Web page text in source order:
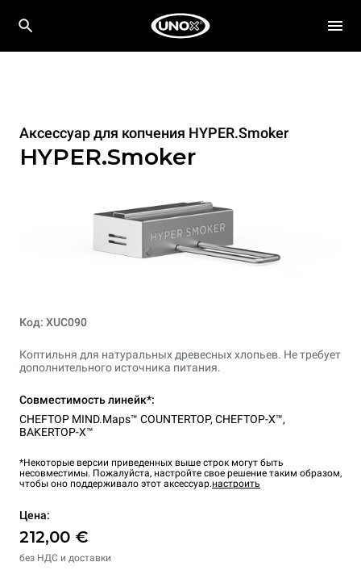
Аксессуар для копчения HYPER.Smoker
HYPER.Smoker
Код: XUC090
Коптильня для натуральных древесных хлопьев. Не требует
дополнительного источника питания.
Совместимость линейк*:
CHEFTOP MIND.Maps™ COUNTERTOP, CHEFTOP-X™,
BAKERTOP-X™
*Некоторые версии приведенных выше строк могут быть
несовместимы. Пожалуйста, настройте свое решение таким образом,
чтобы оно поддерживало этот аксессуар.настроить
Цена:
212,00 €
без НДС и доставки